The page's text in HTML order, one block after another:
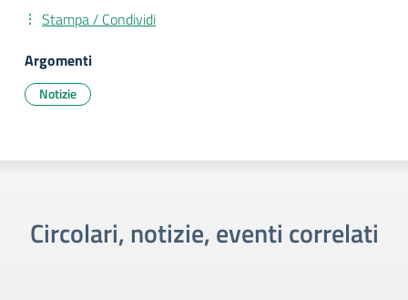
Stampa / Condividi
Argomenti
Notizie
Circolari, notizie, eventi correlati